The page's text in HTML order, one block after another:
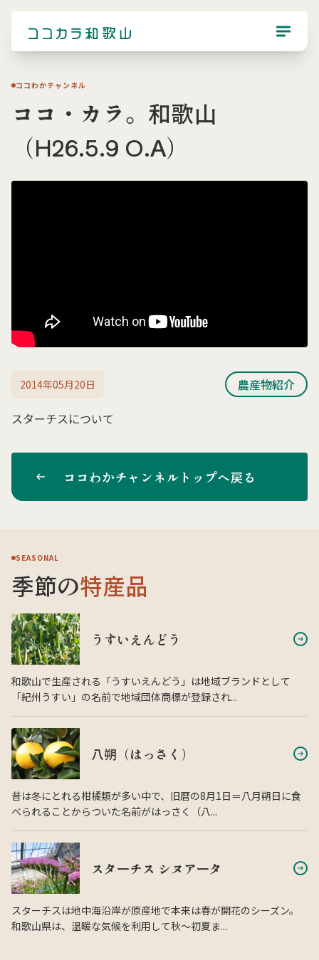
ココわかチャンネル
ココ・カラ。和歌山
（H26.5.9 O.A）
2014年05月20日
農産物紹介
スターチスについて
ココわかチャンネルトップへ戻る
SEASONAL
季節の特産品
うすいえんどう
和歌山で生産される「うすいえんどう」は地域ブランドとして
「紀州うすい」の名前で地域団体商標が登録され...
八朔（はっさく）
昔は冬にとれる柑橘類が多い中で、旧暦の8月1日＝八月朔日に食
べられることからついた名前がはっさく（八...
スターチス シヌアータ
スターチスは地中海沿岸が原産地で本来は春が開花のシーズン。
和歌山県は、温暖な気候を利用して秋〜初夏ま...